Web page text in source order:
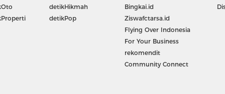
detikHikmah
detikPop
Bingkai.id
Ziswafctarsa.id
Flying Over Indonesia
For Your Business
rekomendit
Community Connect